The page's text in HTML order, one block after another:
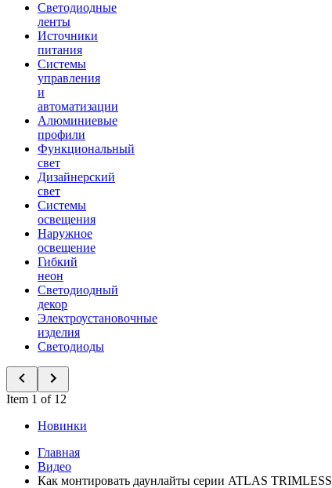
Светодиодные
ленты
Источники
питания
Системы
управления
и
автоматизации
Алюминиевые
профили
Функциональный
свет
Дизайнерский
свет
Системы
освещения
Наружное
освещение
Гибкий
неон
Светодиодный
декор
Электроустановочные
изделия
Светодиоды
Item 1 of 12
Новинки
Главная
Видео
Как монтировать даунлайты серии ATLAS TRIMLESS